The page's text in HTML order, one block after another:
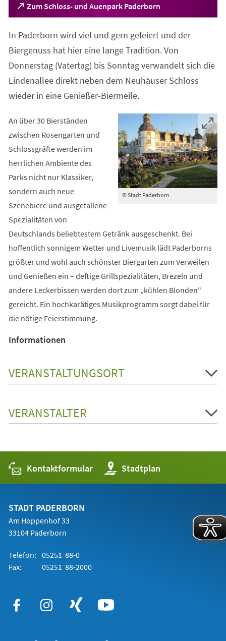
Zum Schloss- und Auenpark Paderborn
(Öffnet
in
neuen
In Paderborn wird viel und gern gefeiert und der
Biergenuss hat hier eine lange Tradition. Von
Donnerstag (Vatertag) bis Sonntag verwandelt sich die
Lindenallee direkt neben dem Neuhäuser Schloss
wieder in eine Genießer-Biermeile.
© Stadt Paderborn
An über 30 Bierständen
zwischen Rosengarten und
Schlossgräfte werden im
herrlichen Ambiente des
Parks nicht nur Klassiker,
sondern auch neue
Szenebiere und ausgefallene
Spezialitäten von
Deutschlands beliebtestem Getränk ausgeschenkt. Bei
hoffentlich sonnigem Wetter und Livemusik lädt Paderborns
größter und wohl auch schönster Biergarten zum Verweilen
und Genießen ein – deftige Grillspezialitäten, Brezeln und
andere Leckerbissen werden dort zum „kühlen Blonden"
gereicht. Ein hochkarätiges Musikprogramm sorgt dabei für
die nötige Feierstimmung.
Informationen
VERANSTALTUNGSORT
VERANSTALTER
Kontaktformular Stadtplan
(Öffnet
in
einem
STADT PADERBORN
Am Hoppenhof 33
33104 Paderborn
Telefon: 05251 88-0
Fax:
05251 88-2000